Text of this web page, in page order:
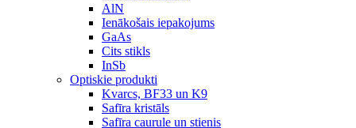
AlN
Ienākošais iepakojums
GaAs
Cits stikls
InSb
Optiskie produkti
Kvarcs, BF33 un K9
Safīra kristāls
Safīra caurule un stienis